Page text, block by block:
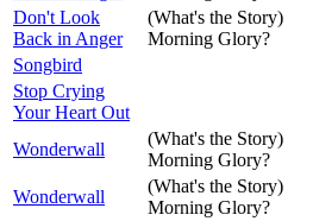
Don't Look
Back in Anger
(What's the Story)
Morning Glory?
Songbird
Stop Crying
Your Heart Out
Wonderwall
(What's the Story)
Morning Glory?
Wonderwall
(What's the Story)
Morning Glory?